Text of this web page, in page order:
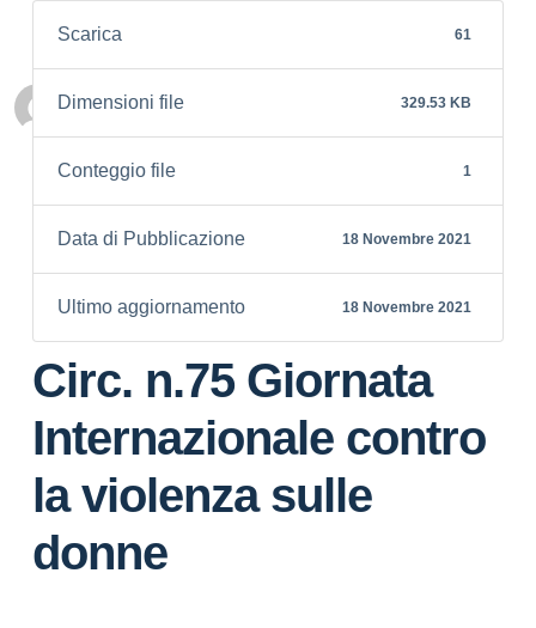
Personale scolastico
Scarica 61
Dimensioni file 329.53 KB
Conteggio file 1
Data di Pubblicazione 18 Novembre 2021
Ultimo aggiornamento 18 Novembre 2021
Circ. n.75 Giornata
Internazionale contro
la violenza sulle
donne